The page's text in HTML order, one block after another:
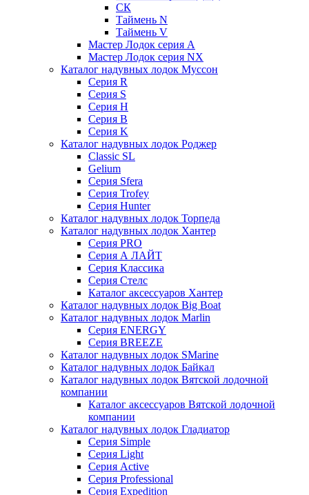
СК
Таймень N
Таймень V
Мастер Лодок серия А
Мастер Лодок серия NX
Каталог надувных лодок Муссон
Серия R
Серия S
Серия H
Серия B
Серия K
Каталог надувных лодок Роджер
Classic SL
Gelium
Серия Sfera
Серия Trofey
Серия Hunter
Каталог надувных лодок Торпеда
Каталог надувных лодок Хантер
Серия PRO
Серия А ЛАЙТ
Серия Классика
Серия Стелс
Каталог аксессуаров Хантер
Каталог надувных лодок Big Boat
Каталог надувных лодок Marlin
Серия ENERGY
Серия BREEZE
Каталог надувных лодок SMarine
Каталог надувных лодок Байкал
Каталог надувных лодок Вятской лодочной
компании
Каталог аксессуаров Вятской лодочной
компании
Каталог надувных лодок Гладиатор
Серия Simple
Серия Light
Серия Active
Серия Professional
Серия Expedition